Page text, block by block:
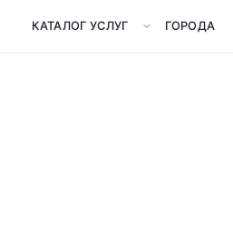
КАТАЛОГ УСЛУГ ГОРОДА